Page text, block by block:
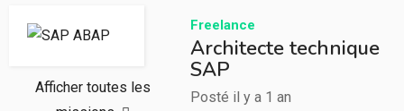
Afficher toutes les
Freelance
Architecte technique
SAP
Posté il y a 1 an